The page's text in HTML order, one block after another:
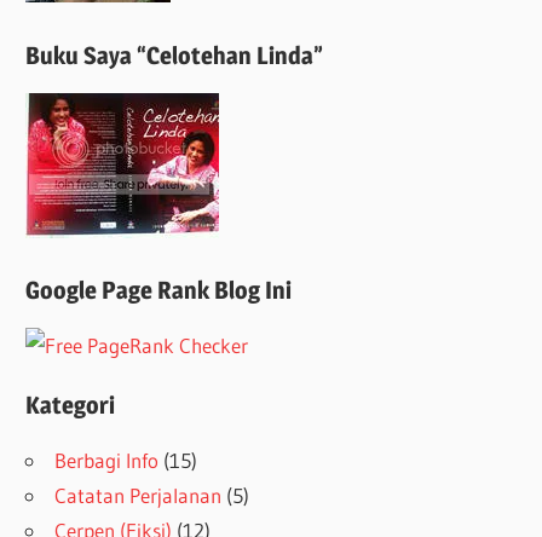
Buku Saya “Celotehan Linda”
Google Page Rank Blog Ini
Kategori
Berbagi Info (15)
Catatan Perjalanan (5)
Cerpen (Fiksi) (12)